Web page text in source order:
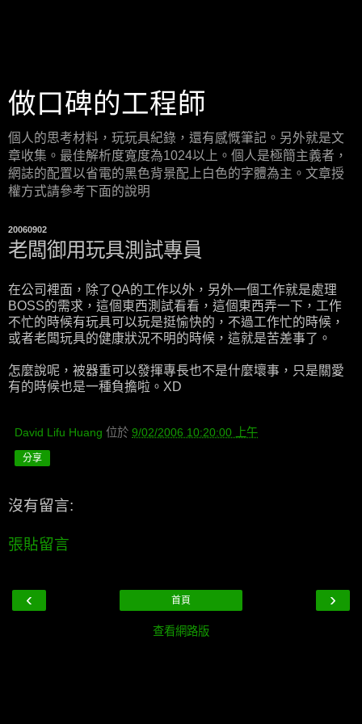
做口碑的工程師
個人的思考材料，玩玩具紀錄，還有感慨筆記。另外就是文
章收集。最佳解析度寬度為1024以上。個人是極簡主義者，
網誌的配置以省電的黑色背景配上白色的字體為主。文章授
權方式請參考下面的說明
20060902
老闆御用玩具測試專員
在公司裡面，除了QA的工作以外，另外一個工作就是處理
BOSS的需求，這個東西測試看看，這個東西弄一下，工作
不忙的時候有玩具可以玩是挺愉快的，不過工作忙的時候，
或者老闆玩具的健康狀況不明的時候，這就是苦差事了。
怎麼說呢，被器重可以發揮專長也不是什麼壞事，只是關愛
有的時候也是一種負擔啦。XD
David Lifu Huang 位於 9/02/2006 10:20:00 上午
分享
沒有留言:
張貼留言
‹ ›
首頁
查看網路版